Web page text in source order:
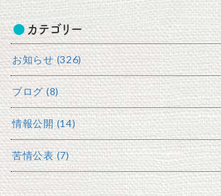
カテゴリー
お知らせ (326)
ブログ (8)
情報公開 (14)
苦情公表 (7)